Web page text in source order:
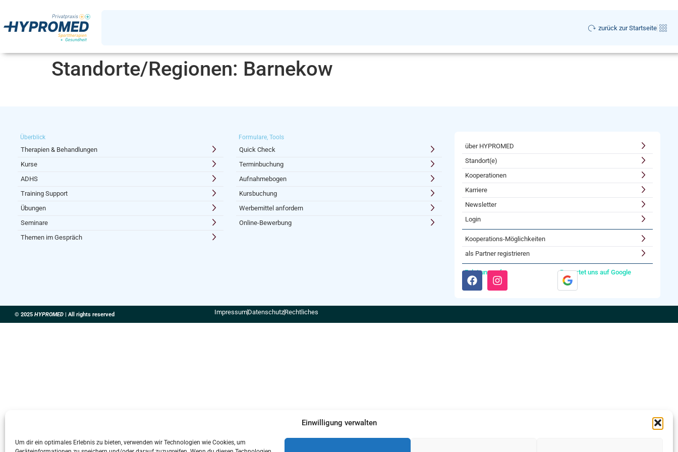
Einwilligung verwalten
Um dir ein optimales Erlebnis zu bieten, verwenden wir Technologien wie Cookies, um
zurück zur Startseite
Standorte/Regionen: Barnekow
Überblick
Therapien & Behandlungen
Kurse
ADHS
Training Support
Übungen
Seminare
Themen im Gespräch
Formulare, Tools
Quick Check
Terminbuchung
Aufnahmebogen
Kursbuchung
Werbemittel anfordern
Online-Bewerbung
über HYPROMED
Standort(e)
Kooperationen
Karriere
Newsletter
Login
Kooperations-Möglichkeiten
als Partner registrieren
Folgt uns auf: Bewertet uns auf Google
© 2025 HYPROMED | All rights reserved ImpressumDatenschutzRechtliches